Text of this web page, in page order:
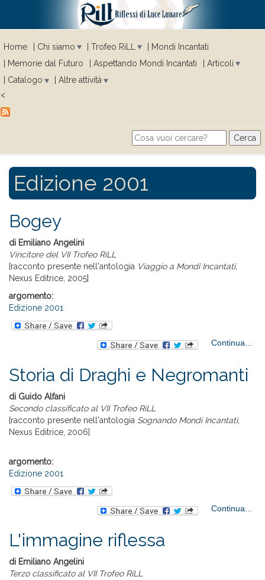
Home Chi siamo Trofeo RiLL
Mondi Incantati
Memorie dal Futuro
Aspettando Mondi Incantati
Articoli
Catalogo
Altre attività
<
Search form
Cerca
Edizione 2001
Bogey
di Emiliano Angelini
Vincitore del VII Trofeo RiLL
[racconto presente nell'antologia Viaggio a Mondi Incantati,
Nexus Editrice, 2005]
argomento:
Edizione 2001
Continua...
Storia di Draghi e Negromanti
di Guido Alfani
Secondo classificato al VII Trofeo RiLL
[racconto presente nell'antologia Sognando Mondi Incantati,
Nexus Editrice, 2006]
argomento:
Edizione 2001
Continua...
L'immagine riflessa
di Emiliano Angelini
Terzo classificato al VII Trofeo RiLL